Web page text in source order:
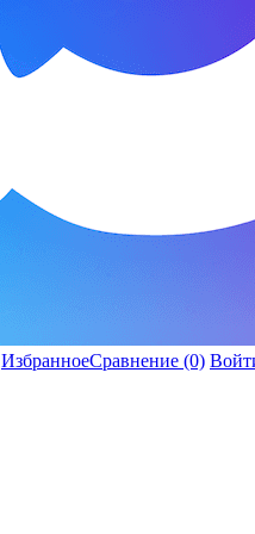
ИзбранноеСравнение (0)